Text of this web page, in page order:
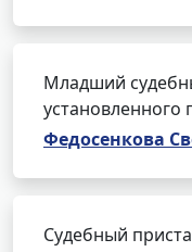
Младший
установленного
Федосенкова
Судебный